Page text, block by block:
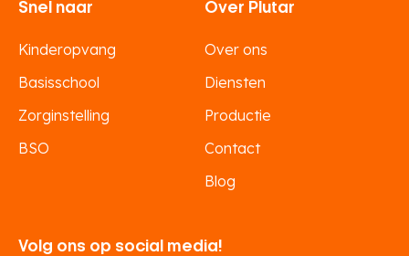
Volg ons op social media!
Snel naar
Kinderopvang
Basisschool
Zorginstelling
BSO
Over Plutar
Over ons
Diensten
Productie
Contact
Blog